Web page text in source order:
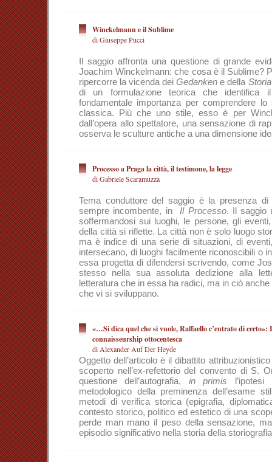
Winckelmann e il Sublime
di Giuseppe Pucci
Il saggio affronta una questione di grande
Joachim Winckelmann: che cosa è il Sublime?
ripercorre la vicenda deiGedanken e della
di un formulazione teorica che identifica
fondamentale importanza per comprendere lo
classica. Più che uno stile, esso è per
dall’opera allo spettatore, una sensazione di
osserva le sculture antiche a una dimensione
Processo a Praga la città, il testimone, la legge
di Gabriele Scaramuzza
Tema conduttore del saggio è la presenza
sempre incombente, in Il Processo. Il saggio
soffermandosi sui luoghi, le persone, gli
della città si riflette. La città non è solo luogo
ma è indice di una serie di situazioni, di
intersecano, di luoghi facilmente riconoscibili o
essa progetta di difendersi scrivendo, come
stesso nella sua assoluta dedizione alla
letteratura che in essa ha radici, ma in ciò
che vi si sviluppano.
«…Si dica quel che si vuole, Raffaello c’entrato di
connaisseurship ottocentesca
di Alexander Auf Der Heyde
Oggetto dell’articolo è il dibattito
scoperto nell’ex-refettorio del convento di S.
questione dell’autografia, in primis l’ipotesi
metodologico della preminenza dell’esame
metodi di verifica storica (epigrafia,
contesto storico, politico ed estetico di una
perde man mano il peso della sensazione,
episodio significativo nella storia della